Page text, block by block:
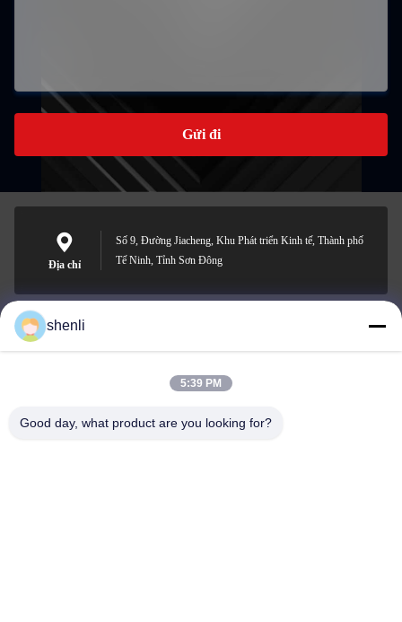
Gửi đi
Địa chỉ
Số 9, Đường Jiacheng, Khu Phát triển Kinh tế, Thành phố
Tế Ninh, Tỉnh Sơn Đông
shenli@shenlirigging.com
shenli
5:39 PM
Good day, what product are you looking for?